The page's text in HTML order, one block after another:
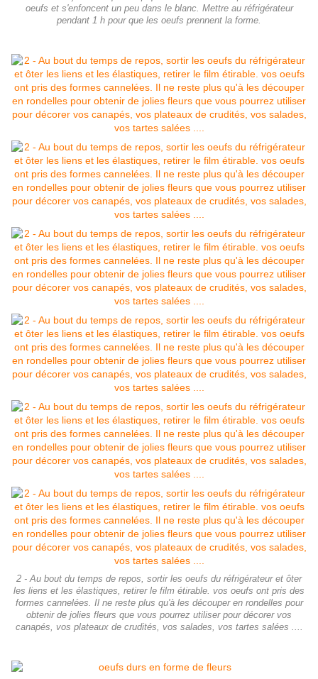
oeufs et s'enfoncent un peu dans le blanc. Mettre au réfrigérateur
pendant 1 h pour que les oeufs prennent la forme.
2 - Au bout du temps de repos, sortir les oeufs du réfrigérateur et ôter
les liens et les élastiques, retirer le film étirable. vos oeufs ont pris des
formes cannelées. Il ne reste plus qu'à les découper en rondelles pour
obtenir de jolies fleurs que vous pourrez utiliser pour décorer vos
canapés, vos plateaux de crudités, vos salades, vos tartes salées ....